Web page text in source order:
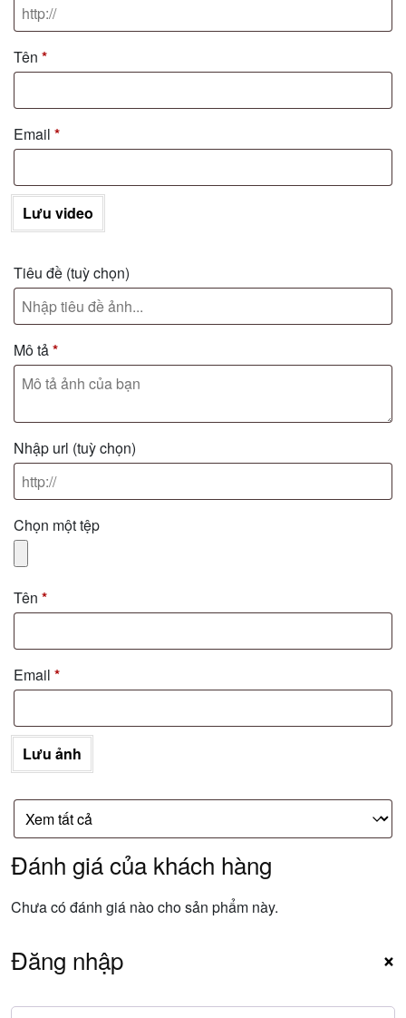
Tên *
Email *
Lưu video
Tiêu đề (tuỳ chọn)
Mô tả*
Nhập url (tuỳ chọn)
Chọn một tệp
Tên *
Email *
Lưu ảnh
Đánh giá của khách hàng
Chưa có đánh giá nào cho sản phẩm này.
×
Đăng nhập